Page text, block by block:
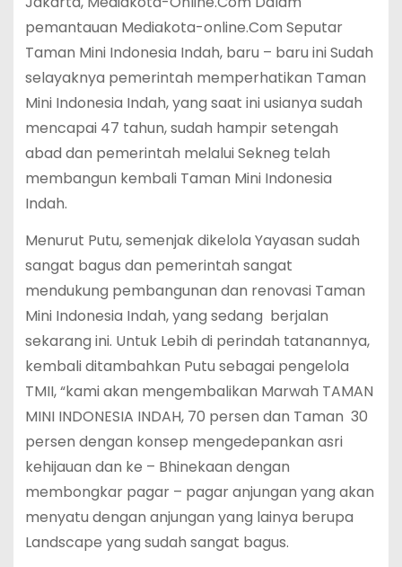
pemantauan Mediakota-online.Com Seputar
Taman Mini Indonesia Indah, baru – baru ini Sudah
selayaknya pemerintah memperhatikan Taman
Mini Indonesia Indah, yang saat ini usianya sudah
mencapai 47 tahun, sudah hampir setengah
abad dan pemerintah melalui Sekneg telah
membangun kembali Taman Mini Indonesia
Indah.
Menurut Putu, semenjak dikelola Yayasan sudah
sangat bagus dan pemerintah sangat
mendukung pembangunan dan renovasi Taman
Mini Indonesia Indah, yang sedang berjalan
sekarang ini. Untuk Lebih di perindah tatanannya,
kembali ditambahkan Putu sebagai pengelola
TMII, “kami akan mengembalikan Marwah TAMAN
MINI INDONESIA INDAH, 70 persen dan Taman 30
persen dengan konsep mengedepankan asri
kehijauan dan ke – Bhinekaan dengan
membongkar pagar – pagar anjungan yang akan
menyatu dengan anjungan yang lainya berupa
Landscape yang sudah sangat bagus.